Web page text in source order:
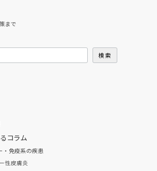
まで
検索
コラム
・免疫系の疾患
性皮膚炎